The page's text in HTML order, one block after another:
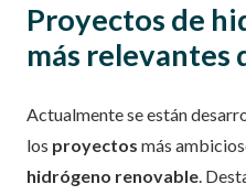
Proyectos de
más relevantes
Actualmente se están
los proyectos más
hidrógeno renovable.